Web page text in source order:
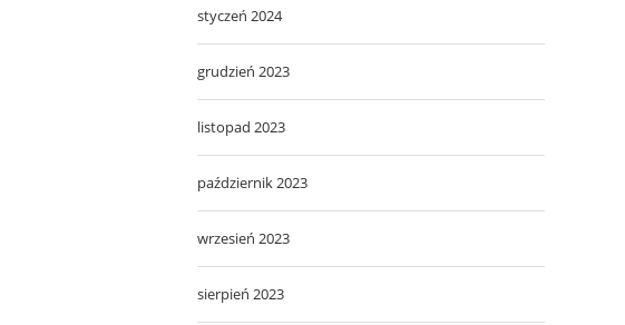
styczeń 2024
grudzień 2023
listopad 2023
październik 2023
wrzesień 2023
sierpień 2023